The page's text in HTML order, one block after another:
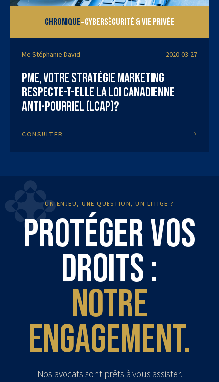
Chronique-Cybersécurité & vie privée
Me Stéphanie David 2020-03-27
PME, votre stratégie marketing
respecte-t-elle la Loi canadienne
Anti-Pourriel (LCAP)?
CONSULTER
UN ENJEU, UNE QUESTION, UN LITIGE ?
Protéger vos
droits :
notre
engagement.
Nos avocats sont prêts à vous assister.